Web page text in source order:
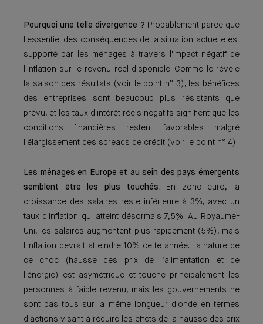
Pourquoi une telle divergence ? Probablement parce que
l'essentiel des conséquences de la situation actuelle est
supporté par les ménages à travers l'impact négatif de
l'inflation sur le revenu réel disponible. Comme le révèle
la saison des résultats (voir le point n° 3), les bénéfices
des entreprises sont beaucoup plus résistants que
prévu, et les taux d'intérêt réels négatifs signifient que les
conditions financières restent favorables malgré
l'élargissement des spreads de crédit (voir le point n° 4).
Les ménages en Europe et au sein des pays émergents
semblent être les plus touchés.
En zone euro, la
croissance des salaires reste inférieure à 3%, avec un
taux d'inflation qui atteint désormais 7,5%. Au Royaume-
Uni, les salaires augmentent plus rapidement (5%), mais
l'inflation devrait atteindre 10% cette année. La nature de
ce choc (hausse des prix de l’alimentation et de
l'énergie) est asymétrique et touche principalement les
personnes à faible revenu, mais les gouvernements ne
sont pas tous sur la même longueur d'onde en termes
d'actions visant à réduire les effets de la hausse des prix